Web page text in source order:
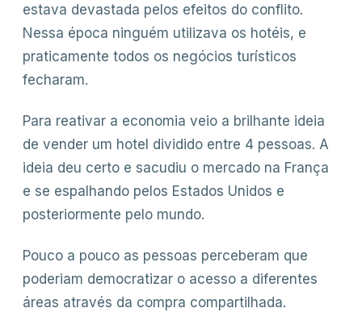
estava devastada pelos efeitos do conflito.
Nessa época ninguém utilizava os hotéis, e
praticamente todos os negócios turísticos
fecharam.
Para reativar a economia veio a brilhante ideia
de vender um hotel dividido entre 4 pessoas. A
ideia deu certo e sacudiu o mercado na França
e se espalhando pelos Estados Unidos e
posteriormente pelo mundo.
Pouco a pouco as pessoas perceberam que
poderiam democratizar o acesso a diferentes
áreas através da compra compartilhada.